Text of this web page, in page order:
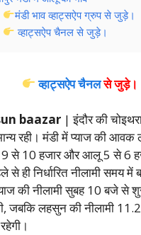
मंडी भाव व्हाट्सऐप ग्रुप से जुड़े।
व्हाट्सऐप चैनल से जुड़े।
व्हाट्सऐप चैनलसे जुड़े।
baazar | इंदौर की
रही। मंडी में प्याज की
से 10 हजार और आलू 5 से 6
ही निर्धारित नीलामी समय में
की नीलामी सुबह 10 बजे से
जबकि लहसुन की नीलामी